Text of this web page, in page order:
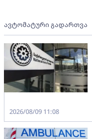
ავტომატური გადართვა
2026/08/09 11:08